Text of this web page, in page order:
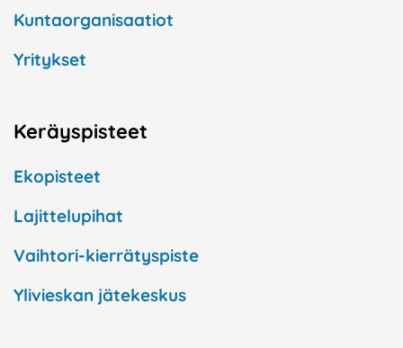
Kuntaorganisaatiot
Yritykset
Keräyspisteet
Ekopisteet
Lajittelupihat
Vaihtori-kierrätyspiste
Ylivieskan jätekeskus